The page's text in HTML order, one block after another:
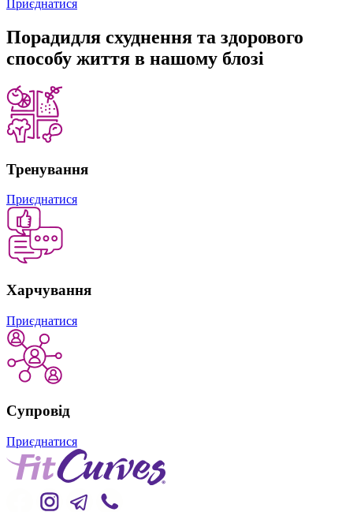
Приєднатися
Порадидля схуднення та здорового
способу життя в нашому блозі
Тренування
Приєднатися
Харчування
Приєднатися
Супровід
Приєднатися